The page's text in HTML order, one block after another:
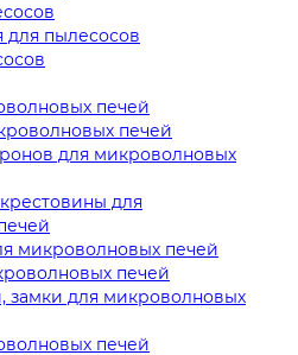
для пылесосов
печей
печей
для микроволновых
для
микроволновых печей
печей
замки для микроволновых
печей